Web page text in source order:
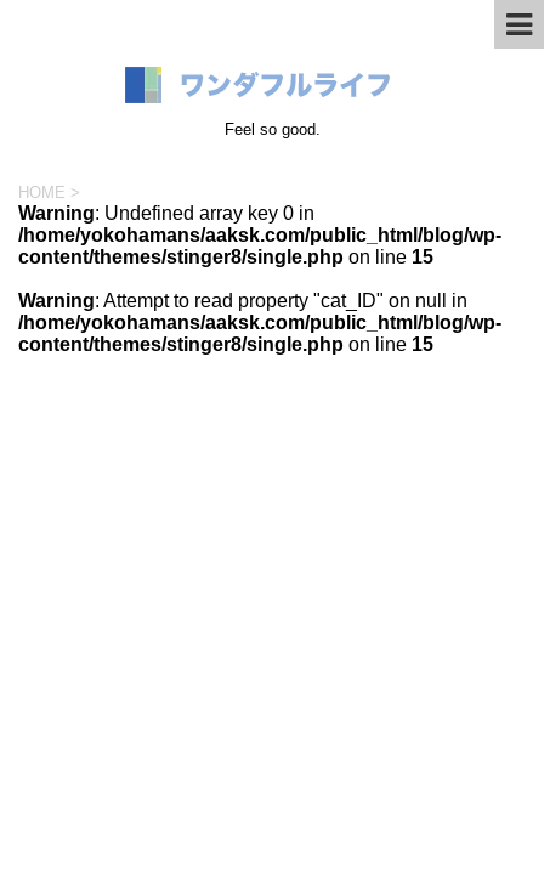
Feel so good.
HOME >
Warning: Undefined array key 0 in
/home/yokohamans/aaksk.com/public_html/blog/wp-
content/themes/stinger8/single.php on line 15
Warning: Attempt to read property "cat_ID" on null in
/home/yokohamans/aaksk.com/public_html/blog/wp-
content/themes/stinger8/single.php on line 15